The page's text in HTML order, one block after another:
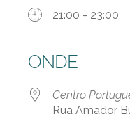
21:00 - 23:00
ONDE
Centro
Rua Amador